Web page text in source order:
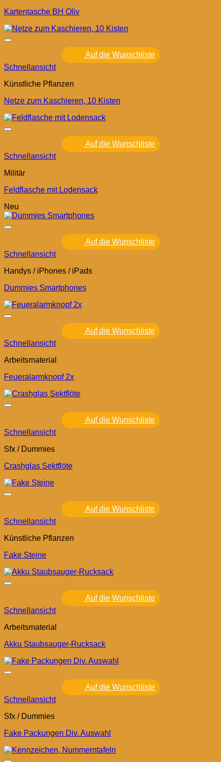
Kartentasche BH Oliv
Auf die Wunschliste
Schnellansicht
Künstliche Pflanzen
Netze zum Kaschieren, 10 Kisten
Auf die Wunschliste
Schnellansicht
Militär
Feldflasche mit Lodensack
Neu
Auf die Wunschliste
Schnellansicht
Handys / iPhones / iPads
Dummies Smartphones
Auf die Wunschliste
Schnellansicht
Arbeitsmaterial
Feueralarmknopf 2x
Auf die Wunschliste
Schnellansicht
Sfx / Dummies
Crashglas Sektflöte
Auf die Wunschliste
Schnellansicht
Künstliche Pflanzen
Fake Steine
Auf die Wunschliste
Schnellansicht
Arbeitsmaterial
Akku Staubsauger-Rucksack
Auf die Wunschliste
Schnellansicht
Sfx / Dummies
Fake Packungen Div. Auswahl